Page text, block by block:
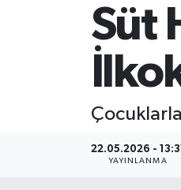
Süt
22.05.2026 - 13:31
YAYINLANMA